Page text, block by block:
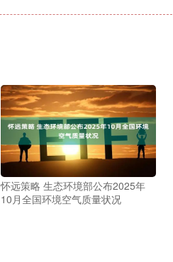
怀远策略 生态环境部公布2025年
10月全国环境空气质量状况